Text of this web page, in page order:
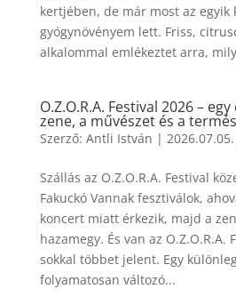
kertjében, de már most az egyik
gyógynövényem lett. Friss,
alkalommal emlékeztet arra,
O.Z.O.R.A. Festival 2026 –
zene, a művészet és a
Szerző: Antli István | 2026.07.05.
Szállás az O.Z.O.R.A. Festival
Fakuckó Vannak fesztiválok,
koncert miatt érkezik, majd a
hazamegy. És van az O.Z.O.R.A.
sokkal többet jelent. Egy
folyamatosan változó...